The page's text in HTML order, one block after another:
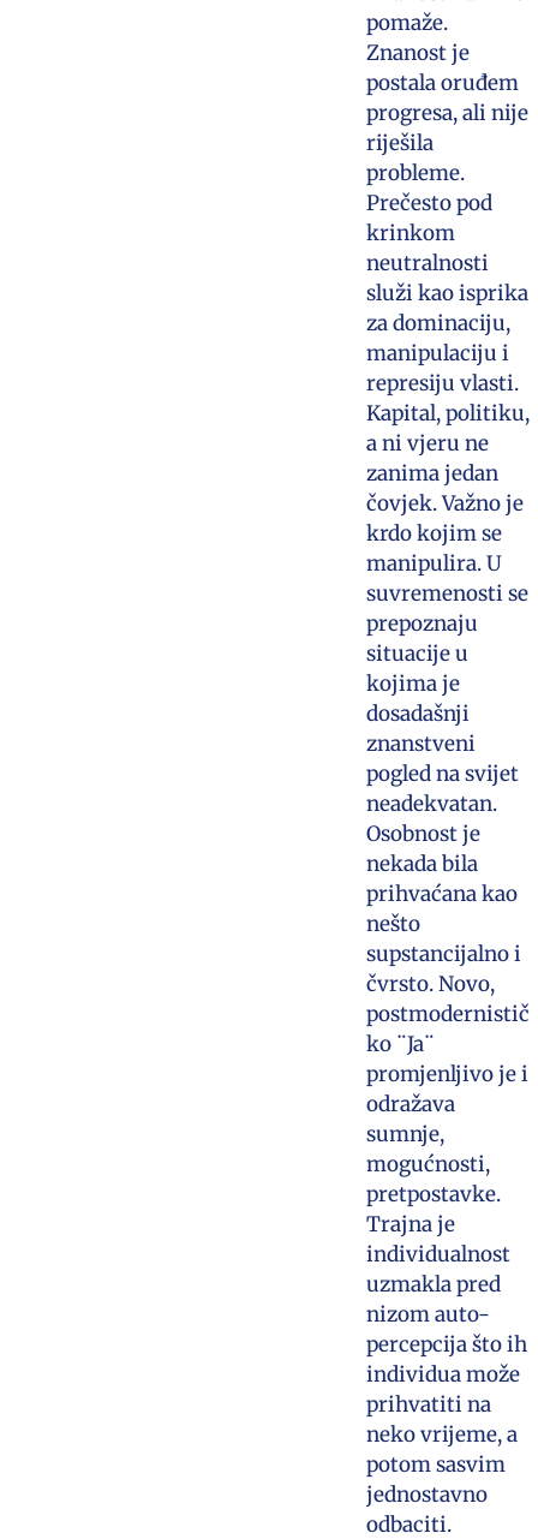
pomaže.
Znanost je
postala oruđem
progresa, ali nije
riješila
probleme.
Prečesto pod
krinkom
neutralnosti
služi kao isprika
za dominaciju,
manipulaciju i
represiju vlasti.
Kapital, politiku,
a ni vjeru ne
zanima jedan
čovjek. Važno je
krdo kojim se
manipulira. U
suvremenosti se
prepoznaju
situacije u
kojima je
dosadašnji
znanstveni
pogled na svijet
neadekvatan.
Osobnost je
nekada bila
prihvaćana kao
nešto
supstancijalno i
čvrsto. Novo,
postmodernistič
ko ¨Ja¨
promjenljivo je i
odražava
sumnje,
mogućnosti,
pretpostavke.
Trajna je
individualnost
uzmakla pred
nizom auto-
percepcija što ih
individua može
prihvatiti na
neko vrijeme, a
potom sasvim
jednostavno
odbaciti.